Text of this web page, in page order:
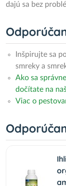
dajú sa bez
Inšpirujte sa
smreky a
Ako sa
dočítate na
Viac o